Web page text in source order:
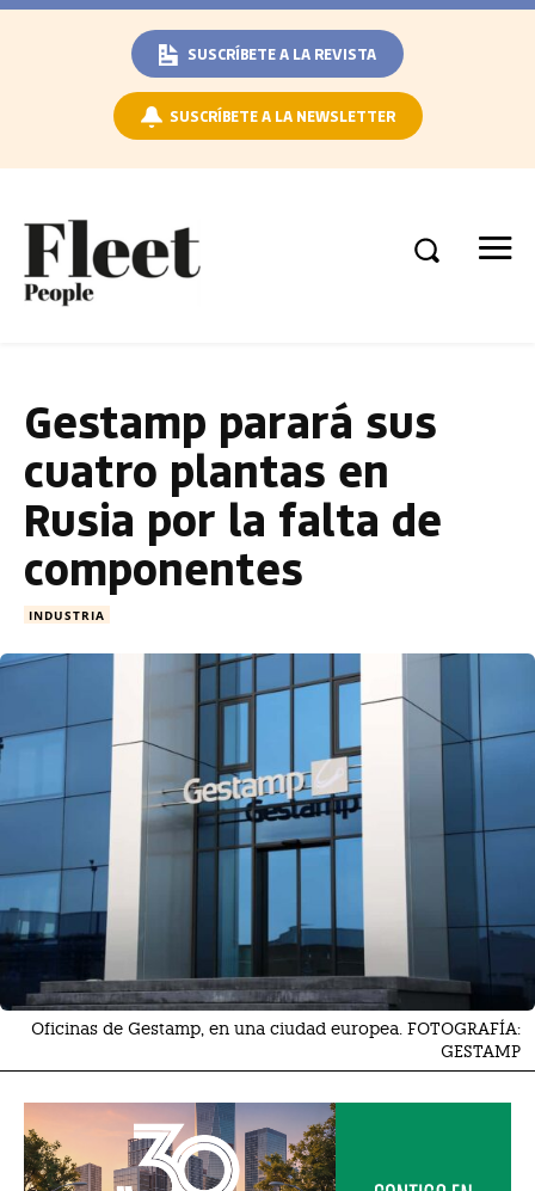
SUSCRÍBETE A LA REVISTA
SUSCRÍBETE A LA NEWSLETTER
Gestamp parará sus
cuatro plantas en
Rusia por la falta de
componentes
INDUSTRIA
Oficinas de Gestamp, en una ciudad europea. FOTOGRAFÍA:
GESTAMP